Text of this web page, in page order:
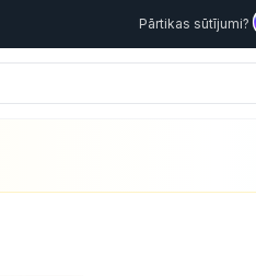
Pārtikas sūtījumi?